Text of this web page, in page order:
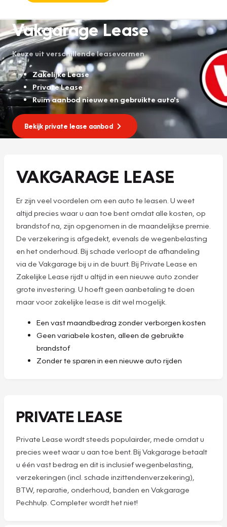
Homepage
Vakgarage Lease
Keuze uit verschillende leasevormen
Zakelijke Lease
Private Lease
Ruim aanbod nieuwe en gebruikte auto's
Bekijk private lease aanbod
VAKGARAGE LEASE
Er zijn veel voordelen om een auto te leasen. U weet
altijd precies waar u aan toe bent omdat alle kosten, op
brandstof na, zijn opgenomen in de maandelijkse premie.
De verzekering is afgedekt, evenals de wegenbelasting
en het onderhoud. Bij schade verloopt de afhandeling
via de Vakgarage bij u in de buurt. Bij Private Lease en
Zakelijke Lease rijdt u altijd in een nieuwe auto zonder
grote investering. U hoeft geen aanbetaling te doen
maar voor zakelijke lease is dit wel mogelijk.
Een vast maandbedrag zonder verborgen kosten
Geen variabele kosten, alleen de gebruikte
brandstof
Zonder te sparen in een nieuwe auto rijden
PRIVATE LEASE
Private Lease wordt steeds populairder, mede omdat u
precies weet waar u aan toe bent. Bij Vakgarage betaalt
u één vast bedrag en dit is inclusief wegenbelasting,
verzekeringen (incl. schade inzittendenverzekering),
BTW, reparatie, onderhoud, banden en Vakgarage
Pechhulp. Completer wordt het niet!